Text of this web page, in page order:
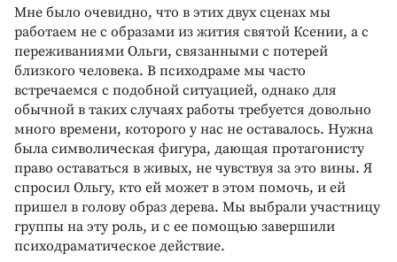
Мне было очевидно, что в этих двух сценах мы
работаем не с образами из жития святой Ксении, а с
переживаниями Ольги, связанными с потерей
близкого человека. В психодраме мы часто
встречаемся с подобной ситуацией, однако для
обычной в таких случаях работы требуется довольно
много времени, которого у нас не оставалось. Нужна
была символическая фигура, дающая протагонисту
право оставаться в живых, не чувствуя за это вины. Я
спросил Ольгу, кто ей может в этом помочь, и ей
пришел в голову образ дерева. Мы выбрали участницу
группы на эту роль, и с ее помощью завершили
психодраматическое действие.